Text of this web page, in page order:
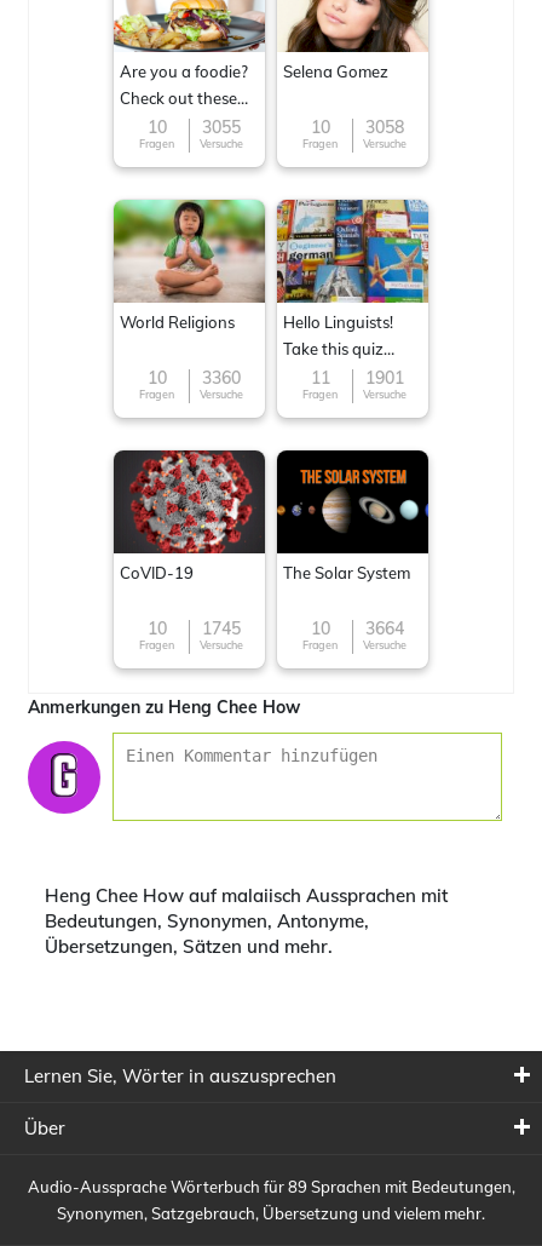
Are you a foodie?
Check out these
Famous cuisines
around the World
10
Fragen
3055
Versuche
Selena Gomez
10
Fragen
3058
Versuche
World Religions
10
Fragen
3360
Versuche
Hello Linguists!
Take this quiz
now!11
Fragen
1901
Versuche
CoVID-19
10
Fragen
1745
Versuche
The Solar System
10
Fragen
3664
Versuche
Anmerkungen zu Heng Chee How
Heng Chee How auf malaiisch Aussprachen mit
Bedeutungen, Synonymen, Antonyme,
Übersetzungen, Sätzen und mehr.
Lernen Sie, Wörter in auszusprechen
Über
Audio-Aussprache Wörterbuch für 89 Sprachen mit Bedeutungen,
Synonymen, Satzgebrauch, Übersetzung und vielem mehr.